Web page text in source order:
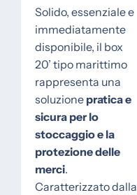
Solido, essenziale e
immediatamente
disponibile, il box
20’ tipo marittimo
rappresenta una
soluzione pratica e
sicura per lo
stoccaggio e la
protezione delle
merci.
Caratterizzato dalla